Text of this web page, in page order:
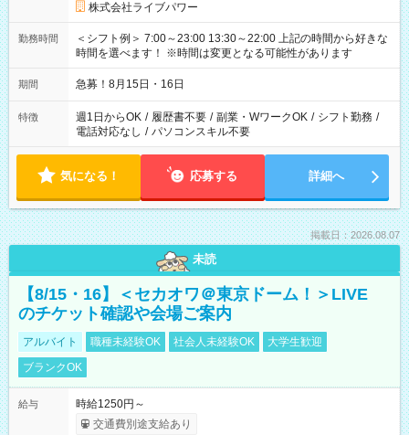
株式会社ライブパワー
勤務時間
＜シフト例＞ 7:00～23:00 13:30～22:00 上記の時間から好きな
時間を選べます！ ※時間は変更となる可能性があります
期間 急募！8月15日・16日
特徴 週1日からOK / 履歴書不要 / 副業・WワークOK / シフト勤務 /
電話対応なし / パソコンスキル不要
気になる！ 応募する 詳細へ
掲載日：2026.08.07
未読
【8/15・16】＜セカオワ＠東京ドーム！＞LIVE
のチケット確認や会場ご案内
アルバイト 職種未経験OK 社会人未経験OK
大学生歓迎
ブランクOK
給与
時給1250円～
交通費別途支給あり